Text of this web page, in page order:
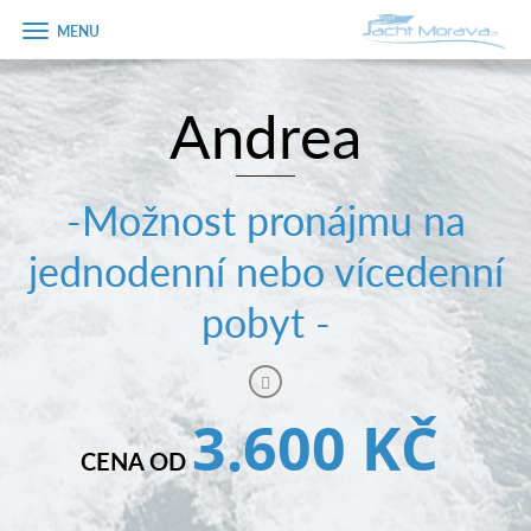
Úvodní strana
Pronájem a ceník
Plán plavby
Tipy na výlet
PRODEJ LODÍ
Zobrazit
menu
Andrea
-Možnost pronájmu na
jednodenní nebo vícedenní
pobyt -
CENA OD3.600 KČ